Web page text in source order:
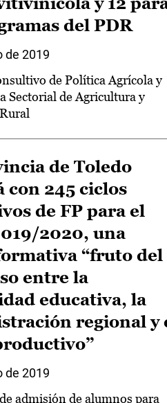
del PDR
de 2019
de Política Agrícola y
Sectorial de Agricultura y
de Toledo
con 245 ciclos
de FP para el
2020, una
“fruto del
entre la
educativa, la
regional y
de 2019
admisión de alumnos para